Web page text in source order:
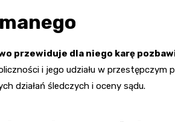
przewiduje dla niego karę
i jego udziału w przestępczym
działań śledczych i oceny sądu.